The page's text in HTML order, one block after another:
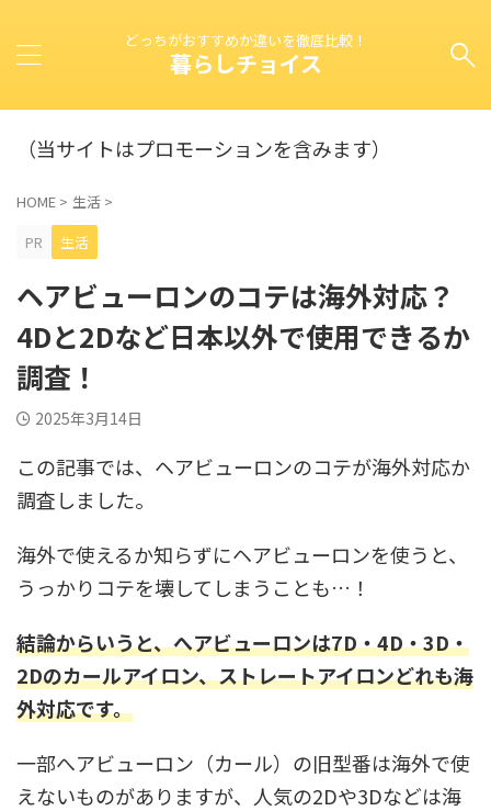
どっちがおすすめか違いを徹底比較！
暮らしチョイス
（当サイトはプロモーションを含みます）
HOME > 生活 >
PR
生活
ヘアビューロンのコテは海外対応？
4Dと2Dなど日本以外で使用できるか
調査！
2025年3月14日
この記事では、ヘアビューロンのコテが海外対応か
調査しました。
海外で使えるか知らずにヘアビューロンを使うと、
うっかりコテを壊してしまうことも…！
結論からいうと、へアビューロンは7D・4D・3D・
2Dのカールアイロン、ストレートアイロンどれも海
外対応です。
一部へアビューロン（カール）の旧型番は海外で使
えないものがありますが、人気の2Dや3Dなどは海